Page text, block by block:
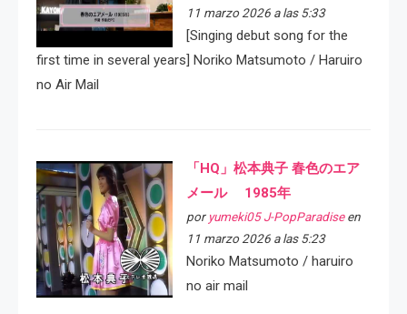
11 marzo 2026 a las 5:33
[Singing debut song for the
first time in several years] Noriko Matsumoto / Haruiro
no Air Mail
「HQ」松本典子 春色のエア
メール 1985年
por yumeki05 J-PopParadiseen
11 marzo 2026 a las 5:23
Noriko Matsumoto / haruiro
no air mail